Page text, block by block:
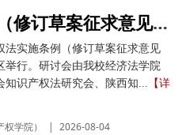
《著作权法实施条例（修订草案征求意见稿）》专家研讨会在我校举办
法实施条例（修订草案征求意见
举行。研讨会由我校经济法学院
知识产权法研究会、陕西知... 【详
学院） | 2026-08-04